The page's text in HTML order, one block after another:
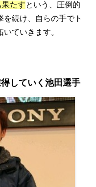
果たすという、圧倒的
続け、自らの手でト
ていきます。
していく池田選手